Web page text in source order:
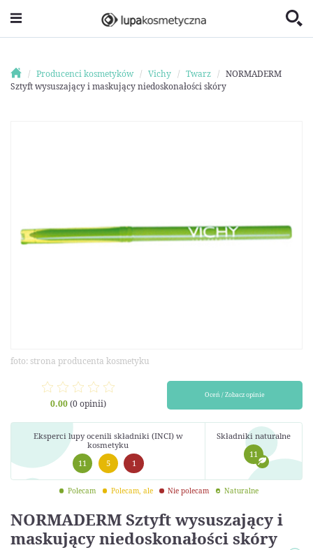
Producenci kosmetyków Vichy Twarz
NORMADERM
Sztyft wysuszający i maskujący niedoskonałości skóry
NORMADERM Sztyft wysuszający i
maskujący niedoskonałości skóry
foto: strona producenta kosmetyku
0.00(0 opinii)
Oceń / Zobacz opinie
Eksperci lupy ocenili składniki (INCI) w
kosmetyku
11
5 1
Składniki naturalne
11
Polecam Polecam, ale Nie polecam Naturalne